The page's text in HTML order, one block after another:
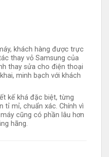
khách hàng được trực
thay vỏ Samsung của
thay sửa cho điện thoại
minh bạch với khách
kế khá đặc biệt, từng
tỉ mỉ, chuẩn xác. Chính vì
cũng có phần lâu hơn
hãng.